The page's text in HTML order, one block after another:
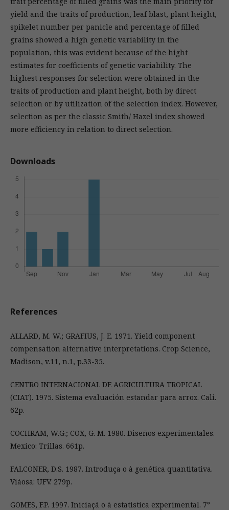
yield and the traits of production, leaf blast, plant height,
spikelet number per panicle and percentage of filled
grains showed a high genetic variability in the
population, this was evident because of the hight
estimates for coefficients of genetic variability. The
highest responses for selection were obtained in the
traits of production and plant height, both by direct
selection or by utilization of the selection index. However,
selection as per the classic Smith/ Hazel index showed
more efficiency in relation to direct selection.
Downloads
References
ALLARD, M. W.; GRAFIUS, J. E. 1971. Yield component
compensation alternative interpretations. Crop Science,
Madison, v.11, n.1, p.33-35.
CENTRO INTERNACIONAL DE AGRICULTURA TROPICAL
(CIAT). 1975. Sistema evaluación estandar para arroz. Cali.
62p.
COCHRAM, W.G.; COX, G. M. 1980. Diseños experimentales.
Mexico: Trillas. 661p.
FALCONER, D.S. 1987. Introduça o à genética quantitativa.
Viáosa: UFV. 279p.
GOMES, F.P. 1997. Iniciaçá o à estatistica experimental. 7°